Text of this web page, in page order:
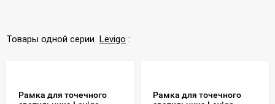
Товары одной серии Levigo :
Рамка для точечного
Рамка для точечного